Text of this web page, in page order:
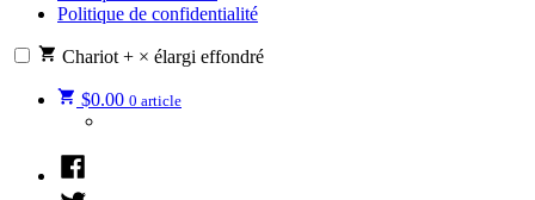
Politique de confidentialité
Chariot + × élargi effondré
$0.00 0 article
Facebook
Twitter